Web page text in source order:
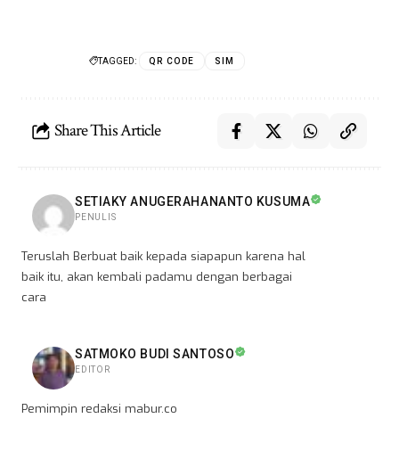
TAGGED: QR CODE SIM
Share This Article
SETIAKY ANUGERAHANANTO KUSUMA
PENULIS
Teruslah Berbuat baik kepada siapapun karena hal
baik itu, akan kembali padamu dengan berbagai
cara
SATMOKO BUDI SANTOSO
EDITOR
Pemimpin redaksi mabur.co